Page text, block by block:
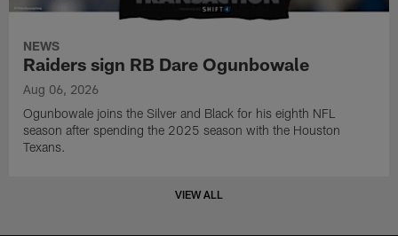
NEWS
Raiders sign RB Dare Ogunbowale
Aug 06, 2026
Ogunbowale joins the Silver and Black for his eighth NFL
season after spending the 2025 season with the Houston
Texans.
VIEW ALL